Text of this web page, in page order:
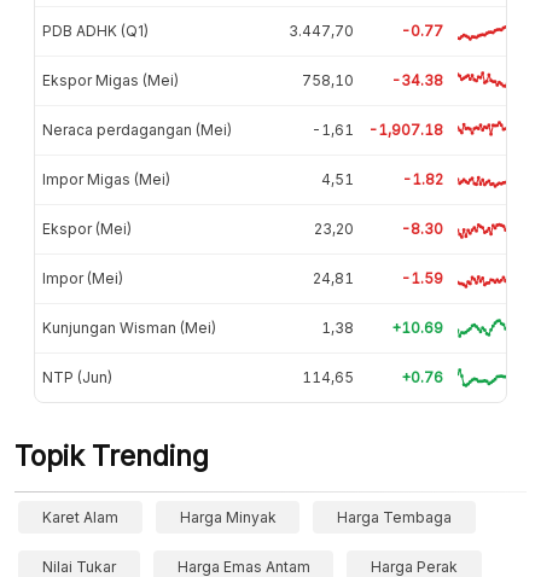
PDB ADHK (Q1) 3.447,70 -0.77
Ekspor Migas (Mei) 758,10 -34.38
Neraca perdagangan (Mei) -1,61 -1,907.18
Impor Migas (Mei) 4,51 -1.82
Ekspor (Mei) 23,20 -8.30
Impor (Mei) 24,81 -1.59
Kunjungan Wisman (Mei) 1,38 +10.69
NTP (Jun) 114,65 +0.76
Topik Trending
Karet Alam Harga Minyak Harga Tembaga
Nilai Tukar Harga Emas Antam Harga Perak